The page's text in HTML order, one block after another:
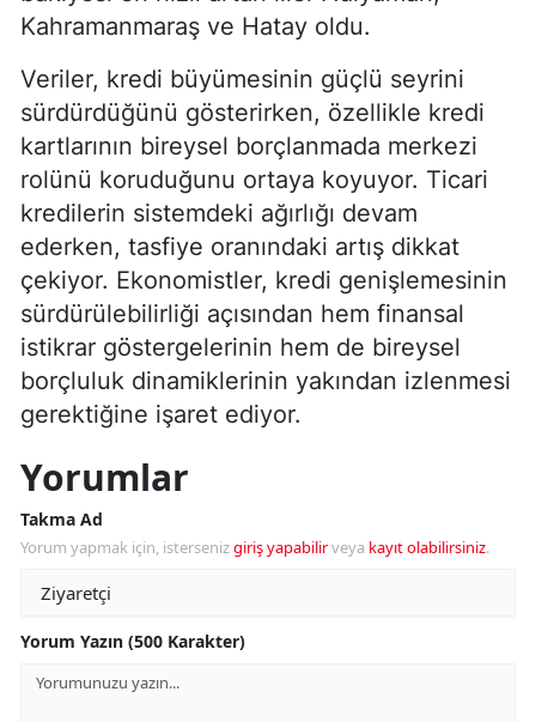
Kahramanmaraş ve Hatay oldu.
Veriler, kredi büyümesinin güçlü seyrini
sürdürdüğünü gösterirken, özellikle kredi
kartlarının bireysel borçlanmada merkezi
rolünü koruduğunu ortaya koyuyor. Ticari
kredilerin sistemdeki ağırlığı devam
ederken, tasfiye oranındaki artış dikkat
çekiyor. Ekonomistler, kredi genişlemesinin
sürdürülebilirliği açısından hem finansal
istikrar göstergelerinin hem de bireysel
borçluluk dinamiklerinin yakından izlenmesi
gerektiğine işaret ediyor.
Yorumlar
Takma Ad
Yorum yapmak için, istersenizgiriş yapabilirveya kayıt olabilirsiniz.
Yorum Yazın (500 Karakter)